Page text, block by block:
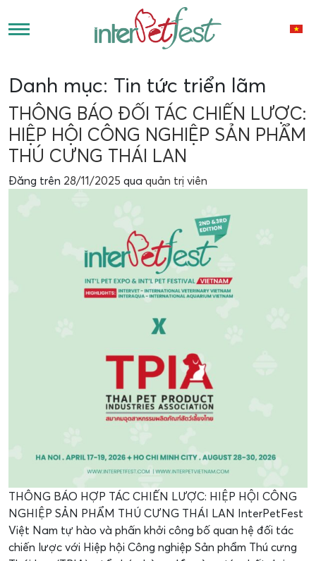
Danh mục: Tin tức triển lãm
THÔNG BÁO ĐỐI TÁC CHIẾN LƯỢC:
HIỆP HỘI CÔNG NGHIỆP SẢN PHẨM
THÚ CƯNG THÁI LAN
Đăng trên 28/11/2025 qua quản trị viên
THÔNG BÁO HỢP TÁC CHIẾN LƯỢC: HIỆP HỘI CÔNG
NGHIỆP SẢN PHẨM THÚ CƯNG THÁI LAN InterPetFest
Việt Nam tự hào và phấn khởi công bố quan hệ đối tác
chiến lược với Hiệp hội Công nghiệp Sản phẩm Thú cưng